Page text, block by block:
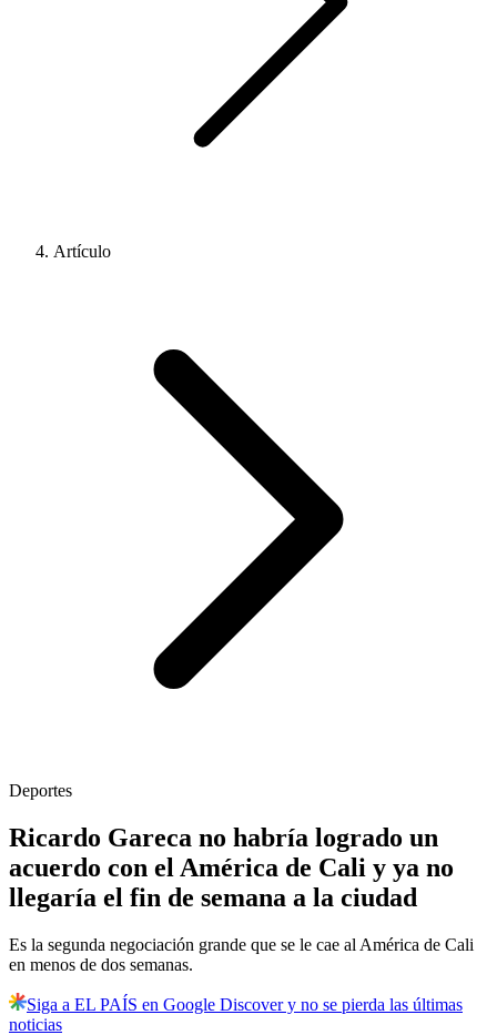
Artículo
Deportes
Ricardo Gareca no habría logrado un
acuerdo con el América de Cali y ya no
llegaría el fin de semana a la ciudad
Es la segunda negociación grande que se le cae al América de Cali
en menos de dos semanas.
Siga a EL PAÍS en Google Discover y no se pierda las últimas
noticias